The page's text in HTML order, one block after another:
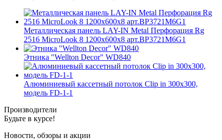
Металлическая панель LAY-IN Metal Перфорация Rg
2516 MicroLook 8 1200x600x8 арт.BP3721M6G1
Этника "Wellton Decor" WD840
Алюминиевый кассетный потолок Clip in 300х300,
модель FD-1-1
Производители
Будьте в курсе!
Новости, обзоры и акции